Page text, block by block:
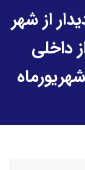
از شهر
داخلی